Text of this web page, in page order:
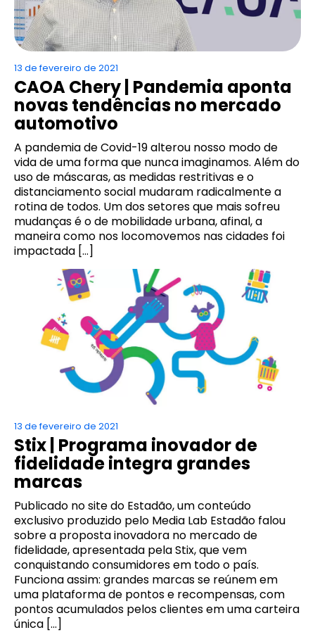
13 de fevereiro de 2021
CAOA Chery | Pandemia aponta
novas tendências no mercado
automotivo
A pandemia de Covid-19 alterou nosso modo de
vida de uma forma que nunca imaginamos. Além do
uso de máscaras, as medidas restritivas e o
distanciamento social mudaram radicalmente a
rotina de todos. Um dos setores que mais sofreu
mudanças é o de mobilidade urbana, afinal, a
maneira como nos locomovemos nas cidades foi
impactada […]
13 de fevereiro de 2021
Stix | Programa inovador de
fidelidade integra grandes
marcas
Publicado no site do Estadão, um conteúdo
exclusivo produzido pelo Media Lab Estadão falou
sobre a proposta inovadora no mercado de
fidelidade, apresentada pela Stix, que vem
conquistando consumidores em todo o país.
Funciona assim: grandes marcas se reúnem em
uma plataforma de pontos e recompensas, com
pontos acumulados pelos clientes em uma carteira
única […]